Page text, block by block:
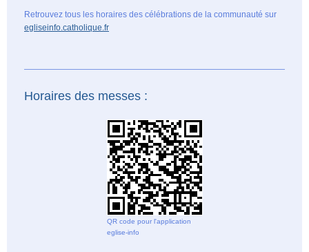
Retrouvez tous les horaires des célébrations de la communauté sur
egliseinfo.catholique.fr
Horaires des messes :
QR code pour l'application
eglise-info